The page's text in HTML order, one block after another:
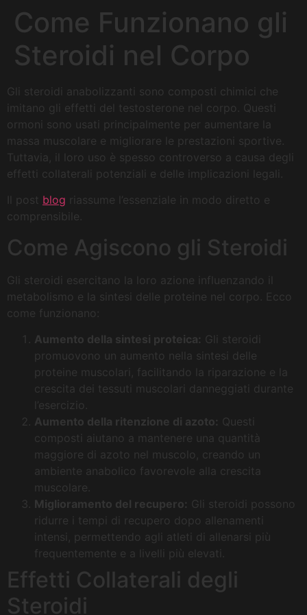
Come Funzionano gli
Steroidi nel Corpo
Gli steroidi anabolizzanti sono composti chimici che
imitano gli effetti del testosterone nel corpo. Questi
ormoni sono usati principalmente per aumentare la
massa muscolare e migliorare le prestazioni sportive.
Tuttavia, il loro uso è spesso controverso a causa degli
effetti collaterali potenziali e delle implicazioni legali.
Il post blog riassume l’essenziale in modo diretto e
comprensibile.
Come Agiscono gli Steroidi
Gli steroidi esercitano la loro azione influenzando il
metabolismo e la sintesi delle proteine nel corpo. Ecco
come funzionano:
Aumento della sintesi proteica: Gli steroidi
promuovono un aumento nella sintesi delle
proteine muscolari, facilitando la riparazione e la
crescita dei tessuti muscolari danneggiati durante
l’esercizio.
Aumento della ritenzione di azoto: Questi
composti aiutano a mantenere una quantità
maggiore di azoto nel muscolo, creando un
ambiente anabolico favorevole alla crescita
muscolare.
Miglioramento del recupero: Gli steroidi possono
ridurre i tempi di recupero dopo allenamenti
intensi, permettendo agli atleti di allenarsi più
frequentemente e a livelli più elevati.
Effetti Collaterali degli
Steroidi